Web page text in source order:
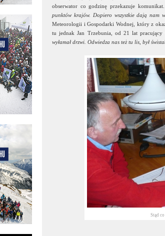
obserwator co godzinę przekazuje
punktów krajów. Dopiero wszystkie dają nam
Meteorologii i Gospodarki Wodnej, który z
tu jednak Jan Trzebunia, od 21 lat pracujący
wyłamał drzwi. Odwiedza nas też tu lis, był
Stąd